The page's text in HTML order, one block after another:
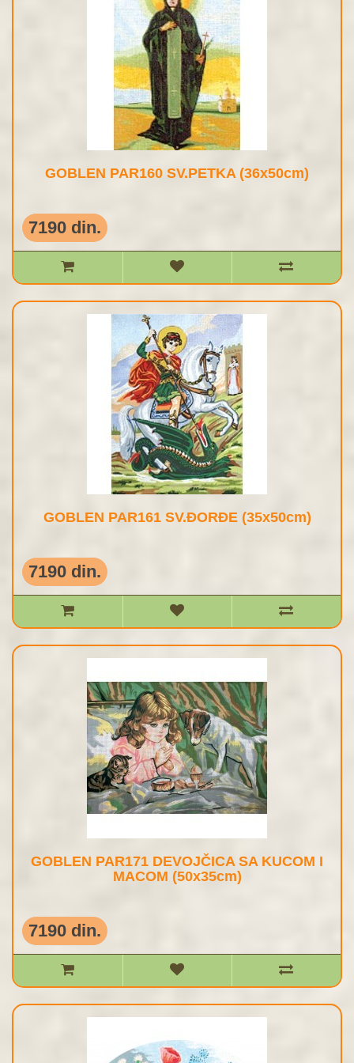
GOBLEN PAR160 SV.PETKA (36x50cm)
7190 din.
GOBLEN PAR161 SV.ĐORĐE (35x50cm)
7190 din.
GOBLEN PAR171 DEVOJČICA SA KUCOM I
MACOM (50x35cm)
7190 din.